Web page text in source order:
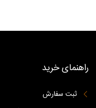
راهنمای خرید
ثبت سفارش